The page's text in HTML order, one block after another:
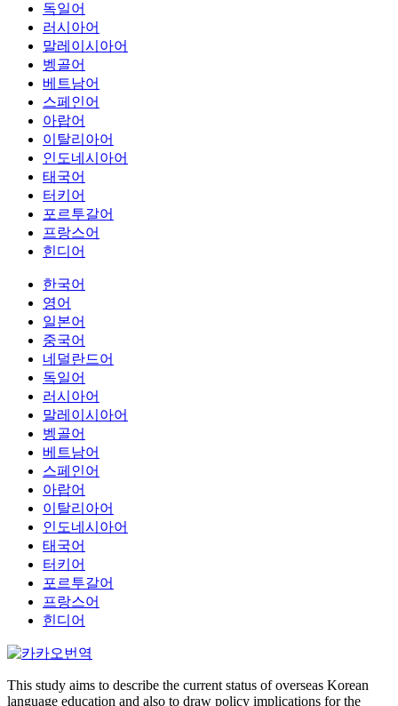
독일어
러시아어
말레이시아어
벵골어
베트남어
스페인어
아랍어
이탈리아어
인도네시아어
태국어
터키어
포르투갈어
프랑스어
힌디어
한국어
영어
일본어
중국어
네덜란드어
독일어
러시아어
말레이시아어
벵골어
베트남어
스페인어
아랍어
이탈리아어
인도네시아어
태국어
터키어
포르투갈어
프랑스어
힌디어
This study aims to describe the current status of overseas Korean
language education and also to draw policy implications for the